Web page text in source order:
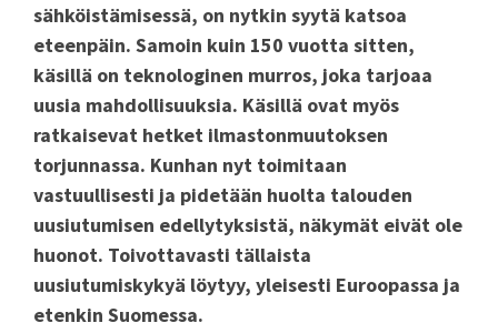
sähköistämisessä, on nytkin syytä katsoa
eteenpäin. Samoin kuin 150 vuotta sitten,
käsillä on teknologinen murros, joka tarjoaa
uusia mahdollisuuksia. Käsillä ovat myös
ratkaisevat hetket ilmastonmuutoksen
torjunnassa. Kunhan nyt toimitaan
vastuullisesti ja pidetään huolta talouden
uusiutumisen edellytyksistä, näkymät eivät ole
huonot. Toivottavasti tällaista
uusiutumiskykyä löytyy, yleisesti Euroopassa ja
etenkin Suomessa.